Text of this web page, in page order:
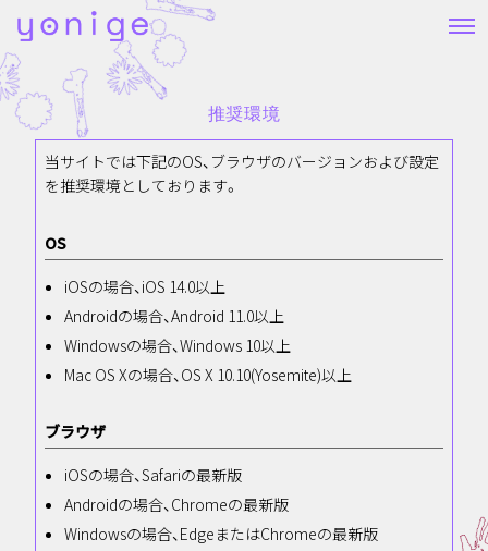
推奨環境
当サイトでは下記のOS、ブラウザのバージョンおよび設定
を推奨環境としております。
OS
iOSの場合、iOS 14.0以上
Androidの場合、Android 11.0以上
Windowsの場合、Windows 10以上
Mac OS Xの場合、OS X 10.10(Yosemite)以上
ブラウザ
iOSの場合、Safariの最新版
Androidの場合、Chromeの最新版
Windowsの場合、EdgeまたはChromeの最新版